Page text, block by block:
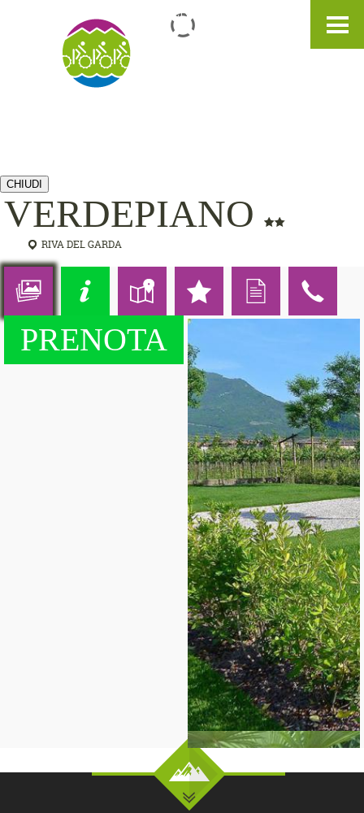
EN
CHIUDI
VERDEPIANO
RIVA DEL GARDA
PRENOTA